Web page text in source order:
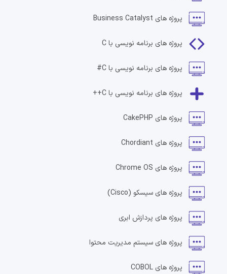
پروژه های Business Catalyst
پروژه های برنامه نویسی با C
پروژه های برنامه نویسی با C#
پروژه های برنامه نویسی با C++
پروژه های CakePHP
پروژه های Chordiant
پروژه های Chrome OS
پروژه های سیسکو (Cisco)
پروژه های پردازش ابری
پروژه های سیستم مدیریت محتوا
پروژه های COBOL